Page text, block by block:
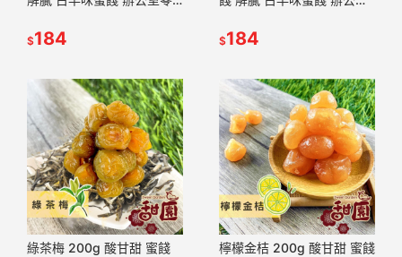
園】
$184
【甜園】
$184
綠茶梅 200g 酸甘甜 蜜餞
檸檬金桔 200g 酸甘甜 蜜餞